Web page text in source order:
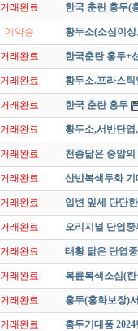
거래완료 한국 춘란 홍두(
예약중 황두소(소심이
거래완료 한국춘란 홍두+
거래완료 황두소.프라스틱
거래완료 한국 춘란 홍두
거래완료 황두소,서반단
거래완료 천종닮은 중압
거래완료 산반복색두화
거래완료 입변 잎세 단단
거래완료 오리지널 단엽
거래완료 태황 닮은 단엽
거래완료 복륜복색소심(
거래완료 홍두(홍화보장)
거래완료 홍두기대품